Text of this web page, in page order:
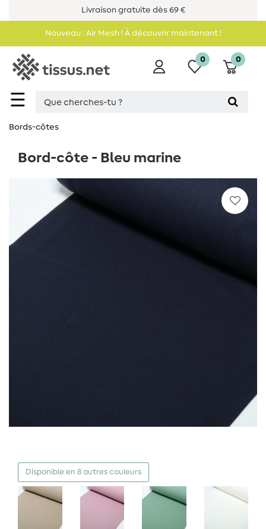
Livraison gratuite dès 69 €
Nouveau : Air Mesh ! À découvrir maintenant !
☰
0 0
Bords-côtes
Bord-côte - Bleu marine
Disponible en 8 autres couleurs